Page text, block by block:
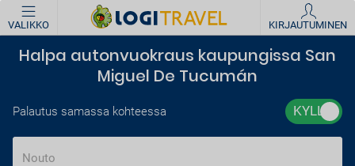
VALIKKO KIRJAUTUMINEN
Halpa autonvuokraus kaupungissa San
Miguel De Tucumán
Palautus samassa kohteessa
Nouto